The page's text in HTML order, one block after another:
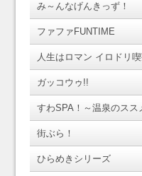
み～んなげんきっず！
ファファFUNTIME
人生はロマン イロドリ
ガッコウゥ!!
すわSPA！～温泉のスス
街ぶら！
ひらめきシリーズ